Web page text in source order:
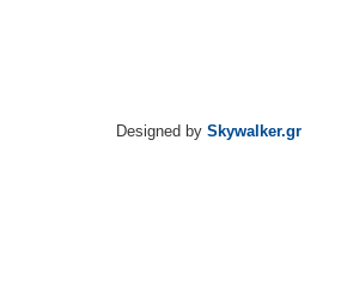
Designed by Skywalker.gr